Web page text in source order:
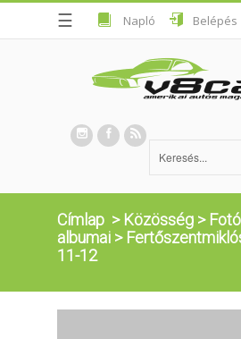
☰ Napló Belépés
Címlap > Közösség >
albumai >
11-12